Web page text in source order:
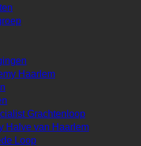
Haarlem
Grachtenloop
Halve van Haarlem
Loop